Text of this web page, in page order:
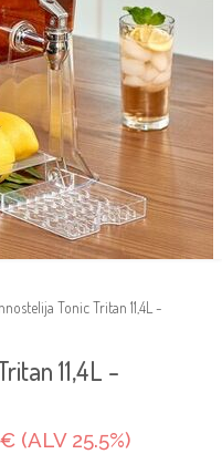
Tonic Tritan 11,4L -
11,4L -
(ALV 25.5%)